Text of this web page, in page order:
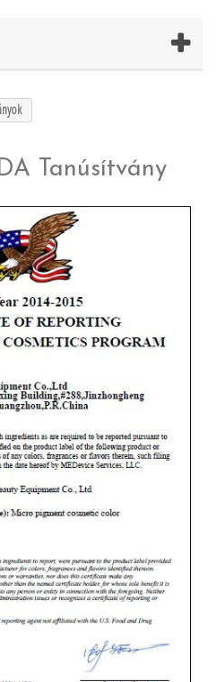
Tanúsítvány